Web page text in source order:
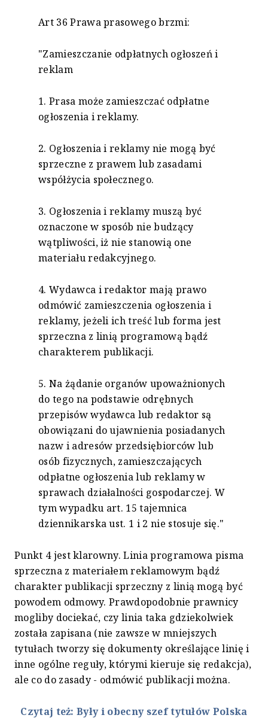
Art 36 Prawa prasowego brzmi:
"Zamieszczanie odpłatnych ogłoszeń i
reklam
1. Prasa może zamieszczać odpłatne
ogłoszenia i reklamy.
2. Ogłoszenia i reklamy nie mogą być
sprzeczne z prawem lub zasadami
współżycia społecznego.
3. Ogłoszenia i reklamy muszą być
oznaczone w sposób nie budzący
wątpliwości, iż nie stanowią one
materiału redakcyjnego.
4. Wydawca i redaktor mają prawo
odmówić zamieszczenia ogłoszenia i
reklamy, jeżeli ich treść lub forma jest
sprzeczna z linią programową bądź
charakterem publikacji.
5. Na żądanie organów upoważnionych
do tego na podstawie odrębnych
przepisów wydawca lub redaktor są
obowiązani do ujawnienia posiadanych
nazw i adresów przedsiębiorców lub
osób fizycznych, zamieszczających
odpłatne ogłoszenia lub reklamy w
sprawach działalności gospodarczej. W
tym wypadku art. 15 tajemnica
dziennikarska ust. 1 i 2 nie stosuje się."
Punkt 4 jest klarowny. Linia programowa pisma
sprzeczna z materiałem reklamowym bądź
charakter publikacji sprzeczny z linią mogą być
powodem odmowy. Prawdopodobnie prawnicy
mogliby dociekać, czy linia taka gdziekolwiek
została zapisana (nie zawsze w mniejszych
tytułach tworzy się dokumenty określające linię i
inne ogólne reguły, którymi kieruje się redakcja),
ale co do zasady - odmówić publikacji można.
Czytaj też: Były i obecny szef tytułów Polska